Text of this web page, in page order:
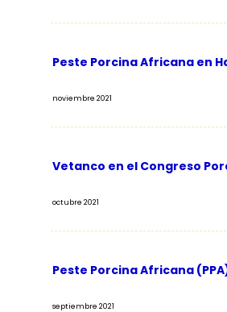
Peste Porcina Africana en
noviembre 2021
Vetanco en el Congreso
octubre 2021
Peste Porcina Africana
septiembre 2021